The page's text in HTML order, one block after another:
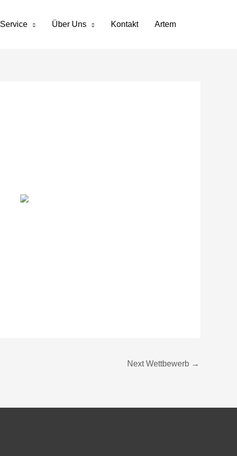
Service Über Uns Kontakt Artem
Next Wettbewerb →